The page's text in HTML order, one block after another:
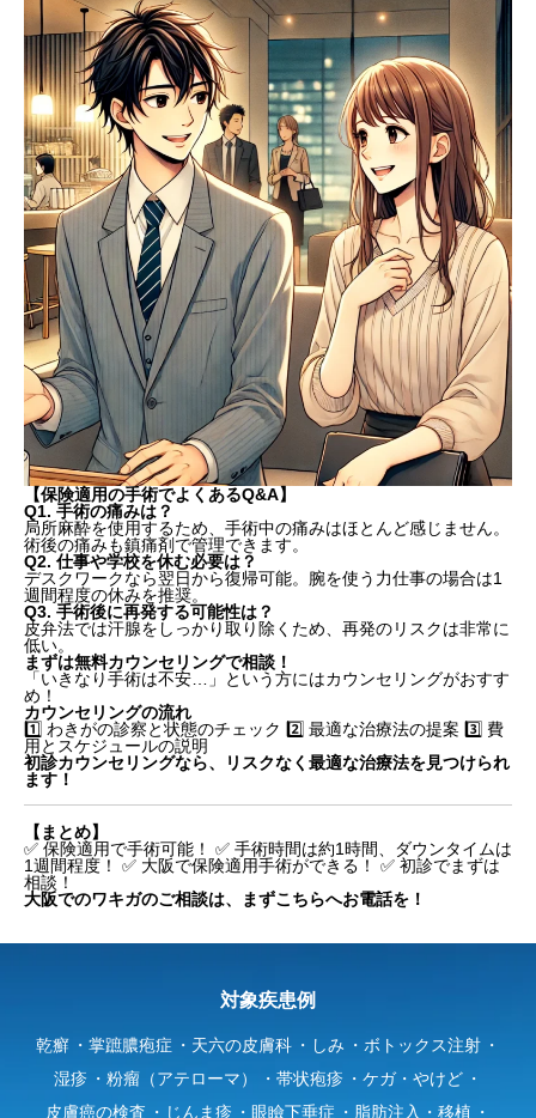
【保険適用の手術でよくあるQ&A】
Q1. 手術の痛みは？
局所麻酔を使用するため、手術中の痛みはほとんど感じません。
術後の痛みも鎮痛剤で管理できます。
Q2. 仕事や学校を休む必要は？
デスクワークなら翌日から復帰可能。腕を使う力仕事の場合は1
週間程度の休みを推奨。
Q3. 手術後に再発する可能性は？
皮弁法では汗腺をしっかり取り除くため、再発のリスクは非常に
低い。
まずは無料カウンセリングで相談！
「いきなり手術は不安…」という方にはカウンセリングがおすす
め！
カウンセリングの流れ
1️⃣ わきがの診察と状態のチェック 2️⃣ 最適な治療法の提案 3️⃣ 費
用とスケジュールの説明
初診カウンセリングなら、リスクなく最適な治療法を見つけられ
ます！
【まとめ】
✅ 保険適用で手術可能！ ✅ 手術時間は約1時間、ダウンタイムは
1週間程度！ ✅ 大阪で保険適用手術ができる！ ✅ 初診でまずは
相談！
大阪でのワキガのご相談は、まずこちらへお電話を！
対象疾患例
乾癬 掌蹠膿疱症 天六の皮膚科 しみ
ボトックス注射
湿疹
粉瘤（アテローマ） 帯状疱疹
ケガ・やけど
皮膚癌の検査
じんま疹 眼瞼下垂症
脂肪注入・移植